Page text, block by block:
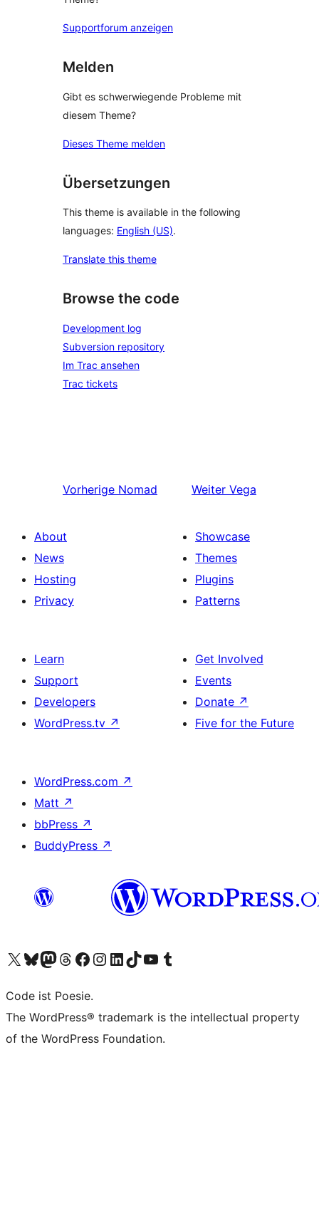
Supportforum anzeigen
Melden
Gibt es schwerwiegende Probleme mit
diesem Theme?
Dieses Theme melden
Übersetzungen
This theme is available in the following
languages: English (US).
Translate this theme
Browse the code
Development log
Subversion repository
Im Trac ansehen
Trac tickets
Vorherige Nomad Weiter Vega
About
News
Hosting
Privacy
Showcase
Themes
Plugins
Patterns
Learn
Support
Developers
WordPress.tv ↗
Get Involved
Events
Donate ↗
Five for the Future
WordPress.com ↗
Matt ↗
bbPress ↗
BuddyPress ↗
Visit our X (formerly Twitter) account
Visit our Bluesky account
Visit our Mastodon account
Visit our Threads account
Visit our Facebook page
Visit our Instagram account
Visit our LinkedIn account
Visit our TikTok account
Visit our YouTube channel
Visit our Tumblr account
Code ist Poesie.
The WordPress® trademark is the intellectual property
of the WordPress Foundation.